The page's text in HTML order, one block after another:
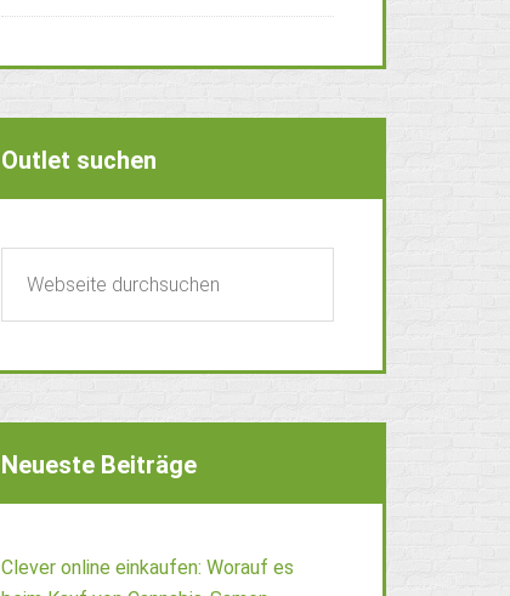
Outlet suchen
Neueste Beiträge
Clever online einkaufen: Worauf es